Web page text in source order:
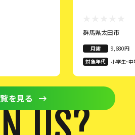
群馬県太田市
月謝
9,680円
対象年代
小学生・
を見る